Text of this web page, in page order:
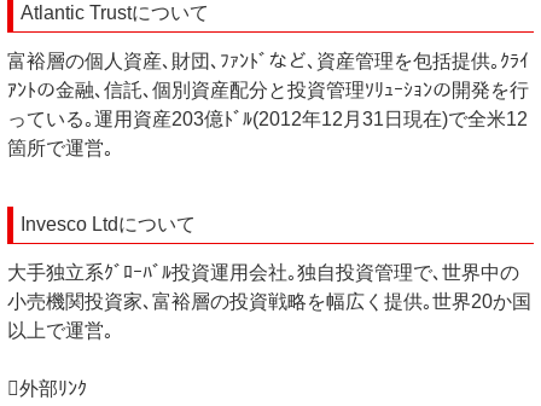
Atlantic Trustについて
富裕層の個人資産､財団､ﾌｧﾝﾄﾞなど､資産管理を包括提供｡ｸﾗｲ
ｱﾝﾄの金融､信託､個別資産配分と投資管理ｿﾘｭｰｼｮﾝの開発を行
っている｡運用資産203億ﾄﾞﾙ(2012年12月31日現在)で全米12
箇所で運営｡
Invesco Ltdについて
大手独立系ｸﾞﾛｰﾊﾞﾙ投資運用会社｡独自投資管理で､世界中の
小売機関投資家､富裕層の投資戦略を幅広く提供｡世界20か国
以上で運営｡
外部ﾘﾝｸ